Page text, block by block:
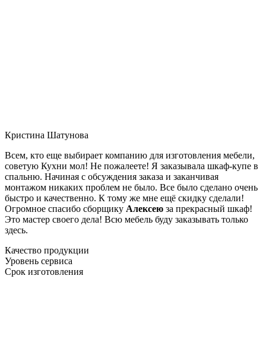
Кристина Шатунова
Всем, кто еще выбирает компанию для изготовления мебели,
советую Кухни мол! Не пожалеете! Я заказывала шкаф-купе в
спальню. Начиная с обсуждения заказа и заканчивая
монтажом никаких проблем не было. Все было сделано очень
быстро и качественно. К тому же мне ещё скидку сделали!
Огромное спасибо сборщику Алексею за прекрасный шкаф!
Это мастер своего дела! Всю мебель буду заказывать только
здесь.
Качество продукции
Уровень сервиса
Срок изготовления